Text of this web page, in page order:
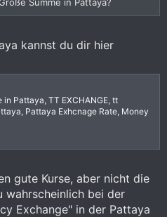
kannst du dir hier
Pattaya, TT EXCHANGE, tt
Pattaya Exhcnage Rate, Money
gute Kurse, aber nicht die
wahrscheinlich bei der
Exchange" in der Pattaya